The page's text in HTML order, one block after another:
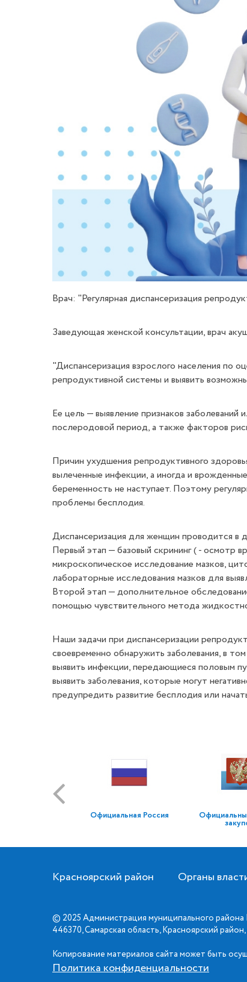
Врач: "Регулярная диспансеризация
Заведующая женской консультации, врач
"Диспансеризация взрослого населения по
репродуктивной системы и выявить
Ее цель — выявление признаков
послеродовой период, а также факторов
Причин ухудшения репродуктивного
вылеченные инфекции, а иногда и
беременность не наступает. Поэтому
проблемы бесплодия.
Диспансеризация для женщин проводится в
Первый этап — базовый скрининг ( - осмотр
микроскопическое исследование мазков,
лабораторные исследования мазков для
Второй этап — дополнительное
помощью чувствительного метода
Наши задачи при диспансеризации
своевременно обнаружить заболевания, в
выявить инфекции, передающиеся половым
выявить заболевания, которые могут
предупредить развитие бесплодия или
Официальная Россия
Красноярский район Органы
© 2025 Администрация муниципального района
446370, Самарская область, Красноярский
Копирование материалов сайта может быть
Политика конфиденциальности